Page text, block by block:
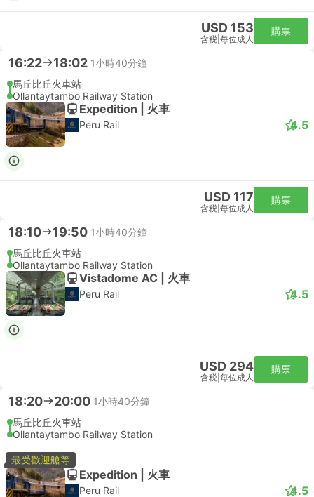
USD 153
含税 每位成人
購票
16:22 18:02 1小時40分鐘
馬丘比丘火車站
Ollantaytambo Railway Station
Expedition | 火車
Peru Rail 4.5
USD 117
含税 每位成人
購票
18:10 19:50 1小時40分鐘
馬丘比丘火車站
Ollantaytambo Railway Station
Vistadome AC | 火車
Peru Rail 4.5
USD 294
含税 每位成人
購票
18:20 20:00 1小時40分鐘
馬丘比丘火車站
Ollantaytambo Railway Station
最受歡迎艙等
Expedition | 火車
Peru Rail 4.5